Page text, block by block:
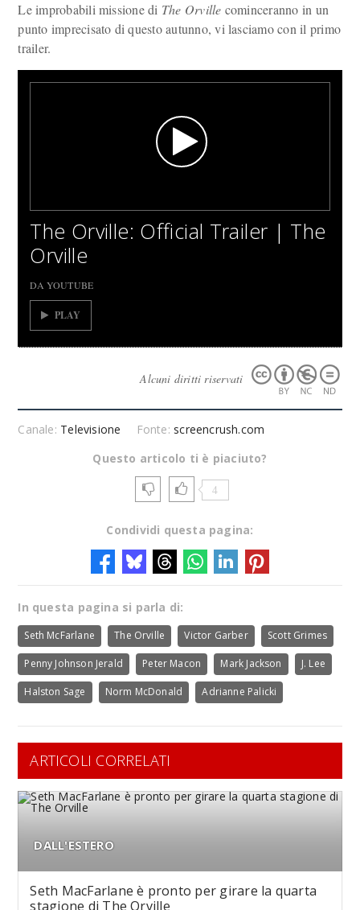
Le improbabili missione di The Orville cominceranno in un
punto imprecisato di questo autunno, vi lasciamo con il primo
trailer.
The Orville: Official Trailer | The
Orville
DA YOUTUBE
PLAY
Alcuni diritti riservati
Canale: Televisione Fonte: screencrush.com
Questo articolo ti è piaciuto?
4
Condividi questa pagina:
In questa pagina si parla di:
Seth McFarlane The Orville Victor Garber Scott Grimes
Penny Johnson Jerald Peter Macon Mark Jackson J. Lee
Halston Sage Norm McDonald Adrianne Palicki
ARTICOLI CORRELATI
DALL'ESTERO
Seth MacFarlane è pronto per girare la quarta
stagione di The Orville